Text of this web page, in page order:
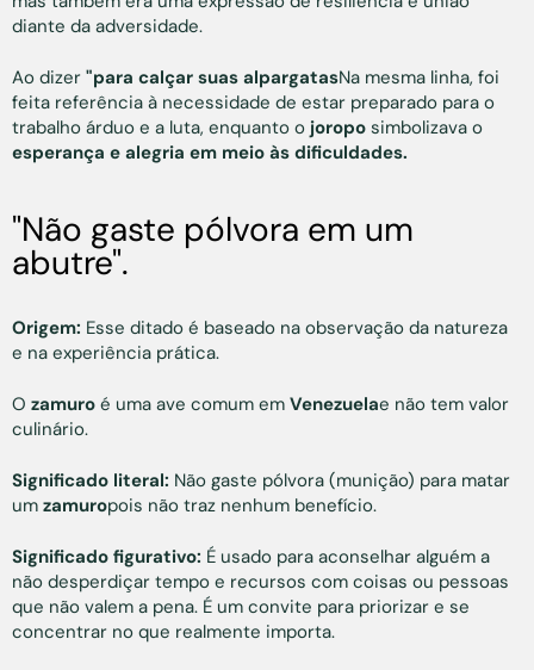
diante da adversidade.
Ao dizer "para calçar suas alpargatasNa mesma linha, foi
feita referência à necessidade de estar preparado para o
trabalho árduo e a luta, enquanto o joropo simbolizava o
esperança e alegria em meio às dificuldades.
"Não gaste pólvora em um
abutre".
Origem: Esse ditado é baseado na observação da natureza
e na experiência prática.
O zamuro é uma ave comum em Venezuelae não tem valor
culinário.
Significado literal: Não gaste pólvora (munição) para matar
um zamuropois não traz nenhum benefício.
Significado figurativo: É usado para aconselhar alguém a
não desperdiçar tempo e recursos com coisas ou pessoas
que não valem a pena. É um convite para priorizar e se
concentrar no que realmente importa.